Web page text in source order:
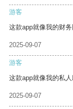
游客
这款app就像我的财
2025-09-07
游客
这款app就像我的私
2025-09-07